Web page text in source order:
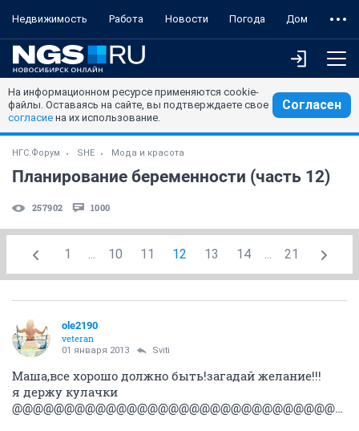
Недвижимость Работа Новости Погода Дом
На информационном ресурсе применяются cookie-
файлы. Оставаясь на сайте, вы подтверждаете свое
согласие на их использование.
Согласен
НГС.Форум SHE Мода и красота
Планирование беременности (часть 12)
257902 1000
1 ... 10 11 12 13 14 ... 21
ole2190
veteran
01 января 2013 Sviti
Маша,все хорошо должно быть!загадай желание!!!
я держу кулачки
@@@@@@@@@@@@@@@@@@@@@@@@@@@@@@@@@@@@@